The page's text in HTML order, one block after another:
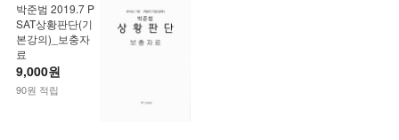
박준범 2019.7 P
SAT상황판단(기
본강의)_보충자
료
9,000원
90원 적립